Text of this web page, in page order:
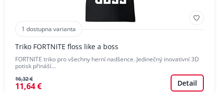
1 dostupna varianta
Triko FORTNITE floss like a boss
FORTNITE triko pro všechny herní nadšence. Jedinečný inovativní 3D
potisk přináší…
16,32 €
11,64 € Detail